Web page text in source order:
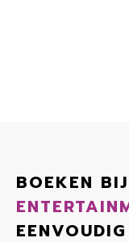
BOEKEN BIJ
EENVOUDIG